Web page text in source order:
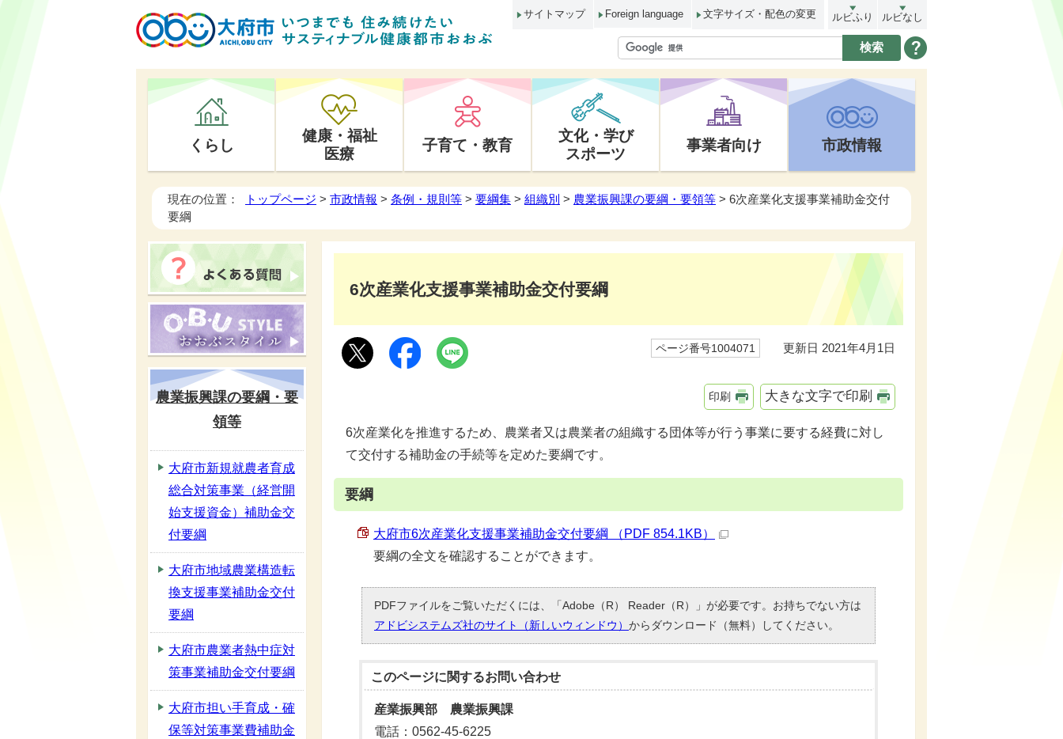
サイトマップ Foreign language 文字サイズ・配色の変更 ルビふり ルビなし
くらし
健康・福祉
医療
子育て・教育
文化・学び
スポーツ
事業者向け 市政情報
現在の位置： トップページ > 市政情報 > 条例・規則等 > 要綱集 > 組織別 > 農業振興課の要綱・要領等 > 6次産業化支援事業補助金交付
要綱
6次産業化支援事業補助金交付要綱
ページ番号1004071 更新日 2021年4月1日
印刷 大きな文字で印刷
6次産業化を推進するため、農業者又は農業者の組織する団体等が行う事業に要する経費に対し
て交付する補助金の手続等を定めた要綱です。
要綱
大府市6次産業化支援事業補助金交付要綱 （PDF 854.1KB）
要綱の全文を確認することができます。
PDFファイルをご覧いただくには、「Adobe（R） Reader（R）」が必要です。お持ちでない方は
アドビシステムズ社のサイト（新しいウィンドウ） からダウンロード（無料）してください。
このページに関するお問い合わせ
産業振興部 農業振興課
電話：0562-45-6225
農業振興課の要綱・要
領等
大府市新規就農者育成
総合対策事業（経営開
始支援資金）補助金交
付要綱
大府市地域農業構造転
換支援事業補助金交付
要綱
大府市農業者熱中症対
策事業補助金交付要綱
大府市担い手育成・確
保等対策事業費補助金